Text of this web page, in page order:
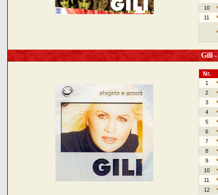
10
11
Gili
Nr.
1
2
3
4
5
6
7
8
9
10
11
12